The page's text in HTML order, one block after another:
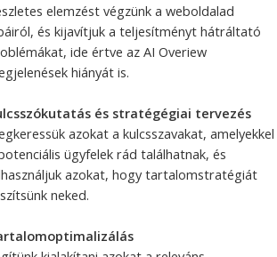
elemzést végzünk a weboldalad
és kijavítjuk a teljesítményt hátráltató
ide értve az AI Overiew
hiányát is.
és stratégégiai tervezés
azokat a kulcsszavakat, amelyekkel
ügyfelek rád találhatnak, és
azokat, hogy tartalomstratégiát
neked.